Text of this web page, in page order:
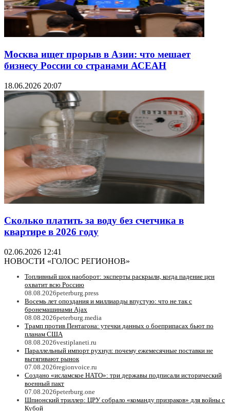
Москва ищет прорыв в Азии: что мешает
бизнесу России со странами АСЕАН
18.06.2026 20:07
Сколько платить за воду без счетчика в
квартире в 2026 году
02.06.2026 12:41
НОВОСТИ «ГОЛОС РЕГИОНОВ»
Топливный шок наоборот: эксперты раскрыли, когда падение цен
охватит всю Россию
08.08.2026peterburg.press
Восемь лет опоздания и миллиарды впустую: что не так с
бронемашинами Ajax
08.08.2026peterburg.media
Трамп против Пентагона: утечки данных о боеприпасах бьют по
планам США
08.08.2026vestiplaneti.ru
Параллельный импорт рухнул: почему ежемесячные поставки не
вытягивают рынок
07.08.2026regionvoice.ru
Создано «исламское НАТО»: три державы подписали исторический
военный пакт
07.08.2026peterburg.one
Шпионский триллер: ЦРУ собрало «команду призраков» для войны с
Кубой